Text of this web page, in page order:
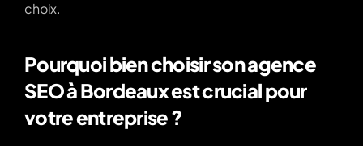
choix.
Pourquoi bien choisir son agence
SEO à Bordeaux est crucial pour
votre entreprise ?